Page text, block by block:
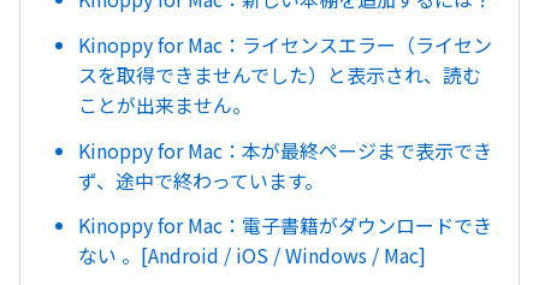
Kinoppy for Mac：ライセンスエラー（ライセン
スを取得できませんでした）と表示され、読む
ことが出来ません。
Kinoppy for Mac：本が最終ページまで表示でき
ず、途中で終わっています。
Kinoppy for Mac：電子書籍がダウンロードでき
ない 。[Android / iOS / Windows / Mac]